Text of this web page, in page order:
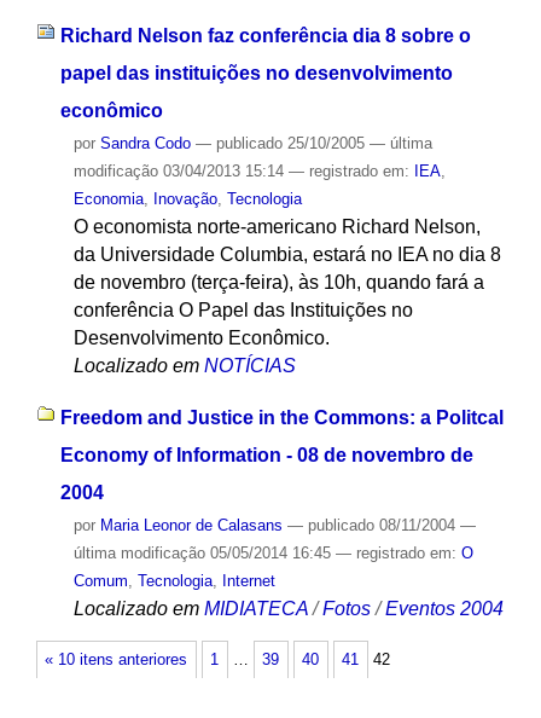
Richard Nelson faz conferência dia 8 sobre o
papel das instituições no desenvolvimento
econômico
por Sandra Codo — publicado25/10/2005 — última
modificação03/04/2013 15:14 — registrado em: IEA,
Economia, Inovação, Tecnologia
O economista norte-americano Richard Nelson,
da Universidade Columbia, estará no IEA no dia 8
de novembro (terça-feira), às 10h, quando fará a
conferência O Papel das Instituições no
Desenvolvimento Econômico.
Localizado em NOTÍCIAS
Freedom and Justice in the Commons: a Politcal
Economy of Information - 08 de novembro de
2004
por Maria Leonor de Calasans — publicado08/11/2004 —
última modificação05/05/2014 16:45 — registrado em: O
Comum Tecnologia, Internet
Localizado em MIDIATECA /Fotos /Eventos 2004
« 10 itens anteriores 1 39 40 41 42